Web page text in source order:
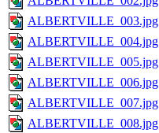
ALBERTVILLE_003.jpg
ALBERTVILLE_004.jpg
ALBERTVILLE_005.jpg
ALBERTVILLE_006.jpg
ALBERTVILLE_007.jpg
ALBERTVILLE_008.jpg